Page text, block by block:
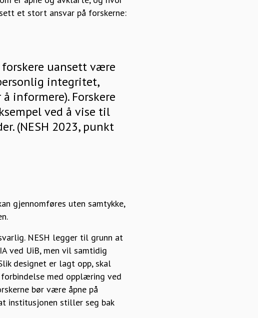
et stort ansvar på forskerne:
uansett være
integritet,
informere). Forskere
ved å vise til
(NESH 2023, punkt
gjennomføres uten samtykke,
NESH legger til grunn at
ved UiB, men vil samtidig
designet er lagt opp, skal
med opplæring ved
bør være åpne på
institusjonen stiller seg bak